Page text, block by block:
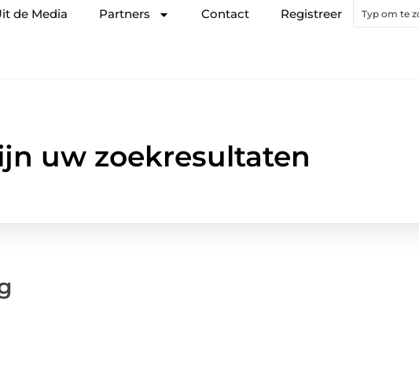
de Media Partners Contact Registreer
uw zoekresultaten